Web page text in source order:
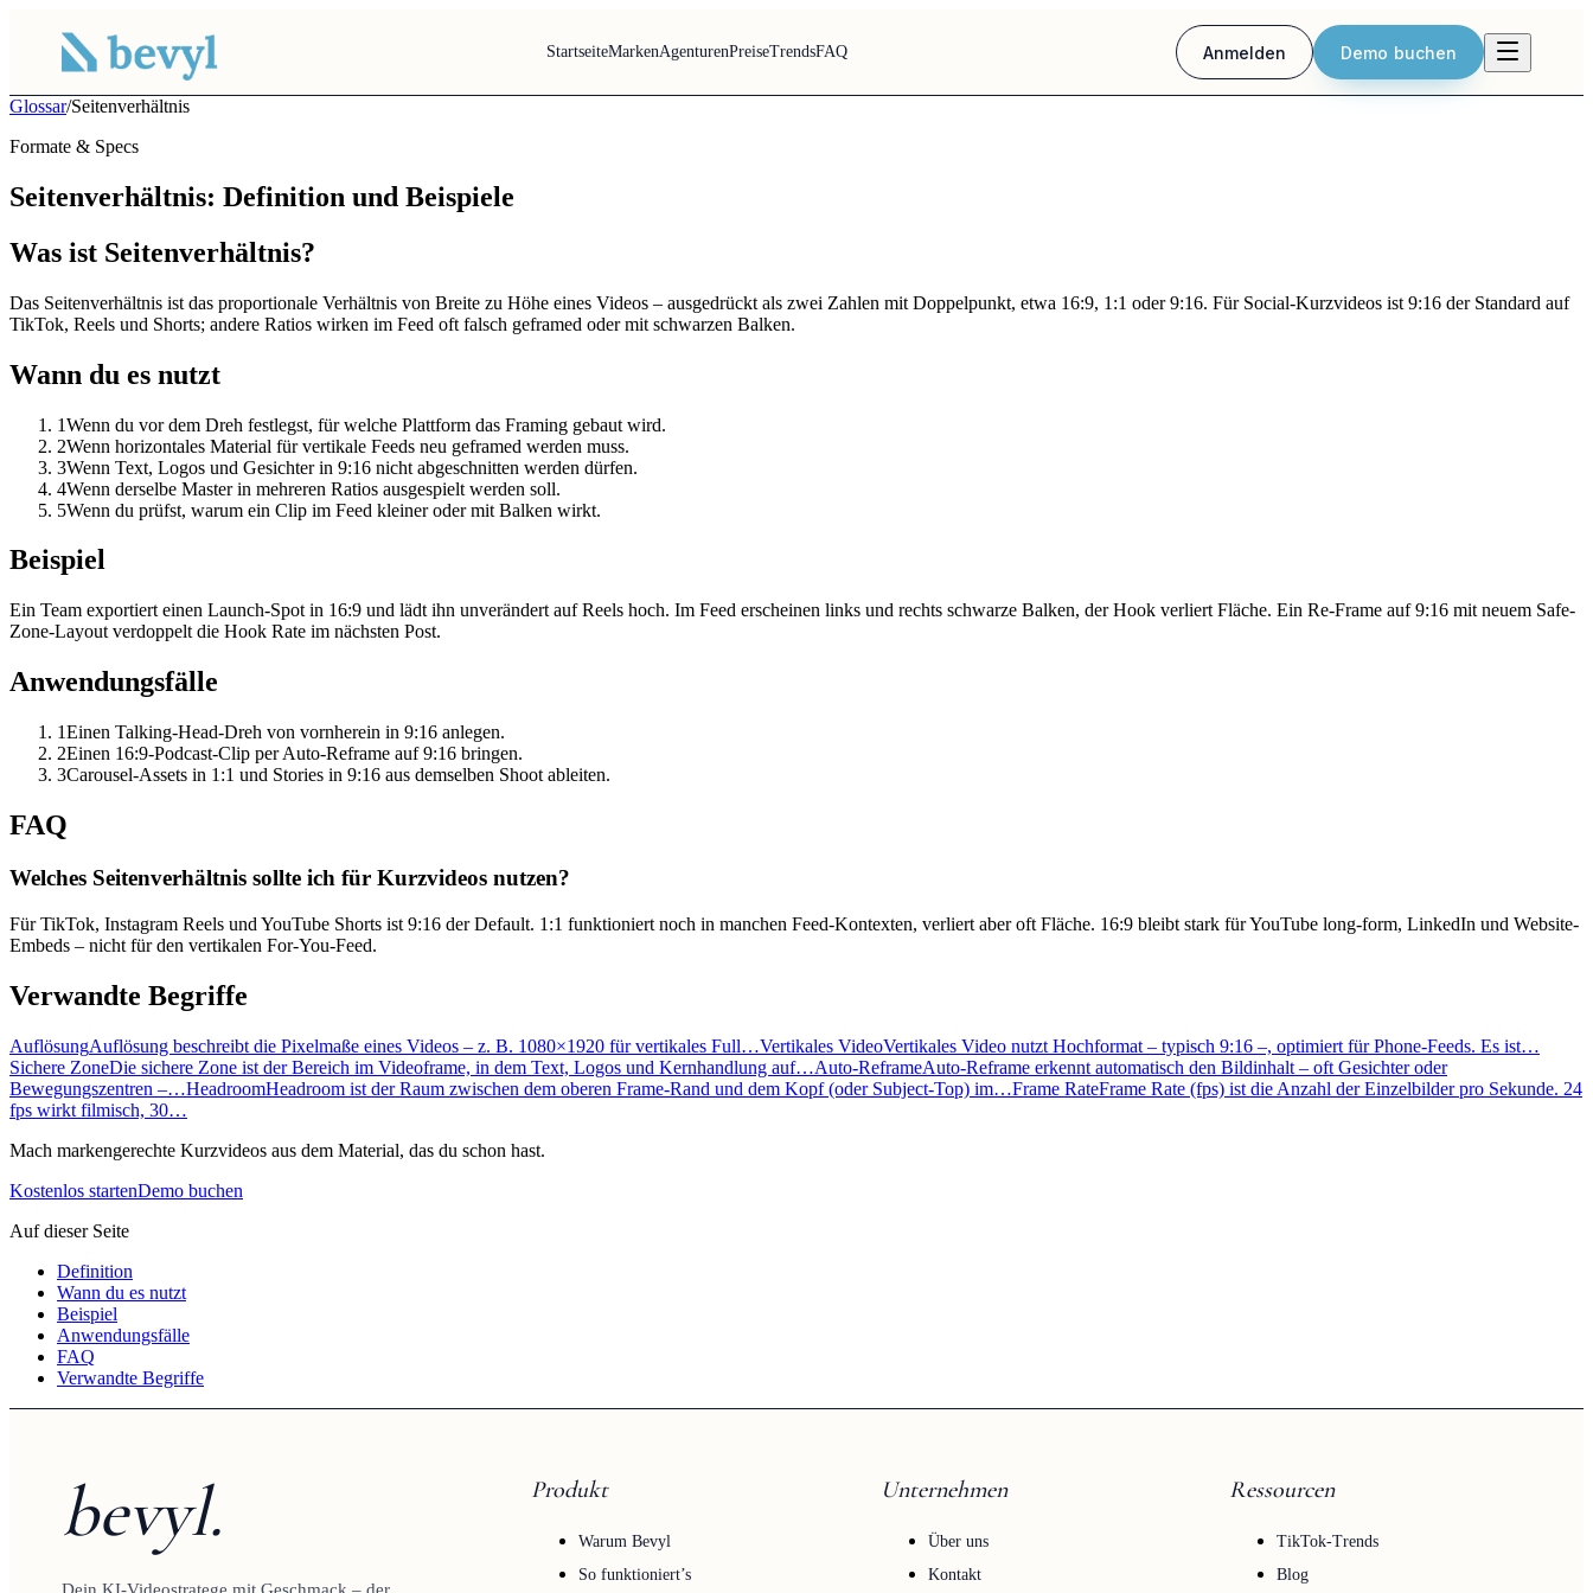
StartseiteMarkenAgenturenPreiseTrendsFAQ Anmelden Demo buchen
Glossar/Seitenverhältnis
Formate & Specs
Seitenverhältnis: Definition und Beispiele
Was ist Seitenverhältnis?
Das Seitenverhältnis ist das proportionale Verhältnis von Breite zu Höhe eines Videos – ausgedrückt als zwei Zahlen mit Doppelpunkt, etwa 16:9, 1:1 oder 9:16. Für Social-Kurzvideos ist 9:16 der Standard auf
TikTok, Reels und Shorts; andere Ratios wirken im Feed oft falsch geframed oder mit schwarzen Balken.
Wann du es nutzt
1Wenn du vor dem Dreh festlegst, für welche Plattform das Framing gebaut wird.
2Wenn horizontales Material für vertikale Feeds neu geframed werden muss.
3Wenn Text, Logos und Gesichter in 9:16 nicht abgeschnitten werden dürfen.
4Wenn derselbe Master in mehreren Ratios ausgespielt werden soll.
5Wenn du prüfst, warum ein Clip im Feed kleiner oder mit Balken wirkt.
Beispiel
Ein Team exportiert einen Launch-Spot in 16:9 und lädt ihn unverändert auf Reels hoch. Im Feed erscheinen links und rechts schwarze Balken, der Hook verliert Fläche. Ein Re-Frame auf 9:16 mit neuem Safe-
Zone-Layout verdoppelt die Hook Rate im nächsten Post.
Anwendungsfälle
1Einen Talking-Head-Dreh von vornherein in 9:16 anlegen.
2Einen 16:9-Podcast-Clip per Auto-Reframe auf 9:16 bringen.
3Carousel-Assets in 1:1 und Stories in 9:16 aus demselben Shoot ableiten.
FAQ
Welches Seitenverhältnis sollte ich für Kurzvideos nutzen?
Für TikTok, Instagram Reels und YouTube Shorts ist 9:16 der Default. 1:1 funktioniert noch in manchen Feed-Kontexten, verliert aber oft Fläche. 16:9 bleibt stark für YouTube long-form, LinkedIn und Website-
Embeds – nicht für den vertikalen For-You-Feed.
Verwandte Begriffe
AuflösungAuflösung beschreibt die Pixelmaße eines Videos – z. B. 1080×1920 für vertikales Full…Vertikales VideoVertikales Video nutzt Hochformat – typisch 9:16 –, optimiert für Phone-Feeds. Es ist…
Sichere ZoneDie sichere Zone ist der Bereich im Videoframe, in dem Text, Logos und Kernhandlung auf…Auto-ReframeAuto-Reframe erkennt automatisch den Bildinhalt – oft Gesichter oder
Bewegungszentren –…HeadroomHeadroom ist der Raum zwischen dem oberen Frame-Rand und dem Kopf (oder Subject-Top) im…Frame RateFrame Rate (fps) ist die Anzahl der Einzelbilder pro Sekunde. 24
fps wirkt filmisch, 30…
Mach markengerechte Kurzvideos aus dem Material, das du schon hast.
Kostenlos startenDemo buchen
Auf dieser Seite
Definition
Wann du es nutzt
Beispiel
Anwendungsfälle
FAQ
Verwandte Begriffe
bevyl.
Dein KI-Videostratege mit Geschmack – der
Produkt
Warum Bevyl
So funktioniert’s
Unternehmen
Über uns
Kontakt
Ressourcen
TikTok-Trends
Blog